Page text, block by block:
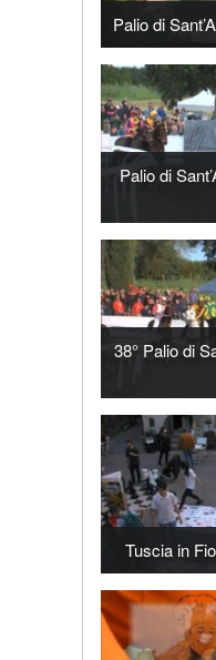
Palio di
Palio di
38° Palio di
Tuscia in